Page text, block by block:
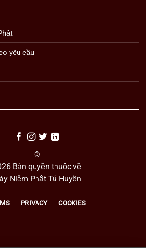
yêu cầu
©
Bản quyền thuộc về
Niệm Phật Tú Huyền
PRIVACY COOKIES